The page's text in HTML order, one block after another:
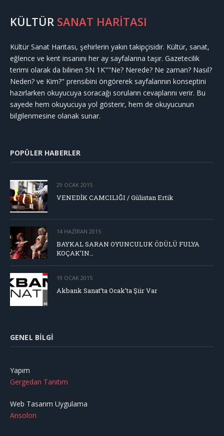
KÜLTÜR SANAT HARİTASI
Kültür Sanat Haritası, şehirlerin yakın takipçisidir. Kültür, sanat,
eğlence ve kent insanını her ay sayfalarına taşır. Gazetecilik
terimi olarak da bilinen 5N 1K""Ne? Nerede? Ne zaman? Nasıl?
Neden? ve Kim?" prensibini öngörerek sayfalarının konseptini
hazırlarken okuyucuya soracağı soruların cevaplarını verir. Bu
sayede hem okuyucuya yol gösterir, hem de okuyucunun
bilgilenmesine olanak sunar.
POPÜLER HABERLER
29 OCAK 2015
VENEDİK CAMCILIĞI / Gülistan Ertik
14 HAZIRAN 2015
BAYKAL SARAN OYUNCULUK ÖDÜLÜ FULYA
KOÇAK’IN…
19 OCAK 2015
Akbank Sanat’ta Ocak’ta Şiir Var
GENEL BILGI
Yapım
Gergedan Tanıtım
Web Tasarım Uygulama
Ansolon